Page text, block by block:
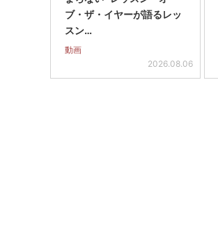
ブ・ザ・イヤーが語るレッ
スン…
動画
2026.08.06